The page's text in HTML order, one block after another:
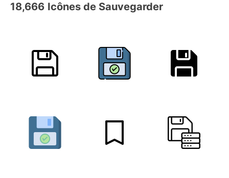
18,666 Icônes de Sauvegarder